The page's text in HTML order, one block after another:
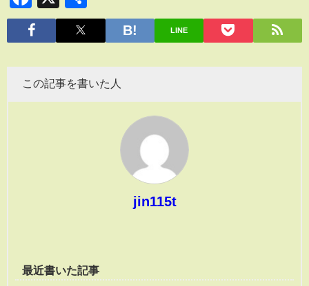
有
LINE
この記事を書いた人
jin115t
最近書いた記事